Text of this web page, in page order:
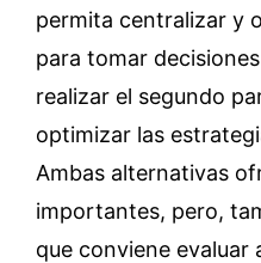
permita centralizar y
para tomar
realizar el segundo
optimizar las
Ambas alternativas
importantes, pero,
que conviene evaluar